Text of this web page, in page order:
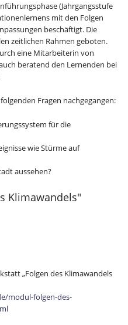
(Jahrgangsstufe
mit den Folgen
beschäftigt. Die
zeitlichen Rahmen geboten.
eine Mitarbeiterin von
beratend den Lernenden bei
Fragen nachgegangen:
für die
wie Stürme auf
aussehen?
Klimawandels"
„Folgen des Klimawandels
modul-folgen-des-